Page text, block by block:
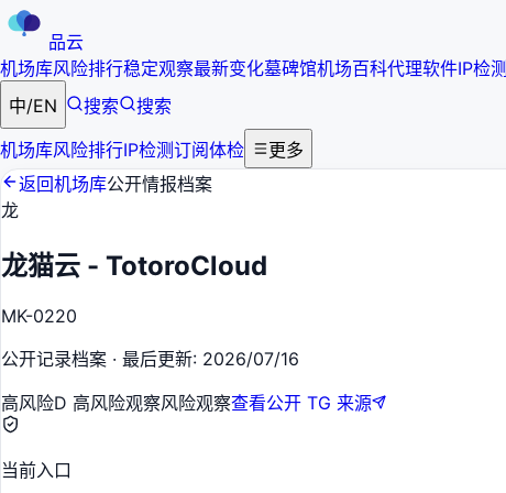
品云
机场库风险排行稳定观察最新变化墓碑馆机场百科代理软件IP检测
中/EN 搜索
搜索
机场库风险排行IP检测订阅体检
更多
返回机场库公开情报档案
龙
龙猫云 - TotoroCloud
MK-0220
公开记录档案 · 最后更新: 2026/07/16
高风险D 高风险观察风险观察查看公开 TG 来源
当前入口